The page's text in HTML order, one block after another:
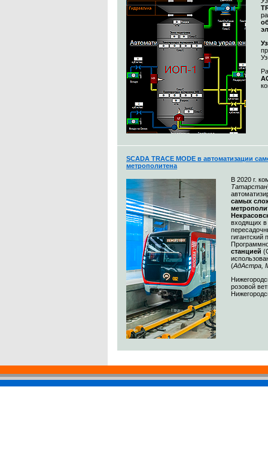
SCADA TRACE MODE в автоматизации
метрополитена
В 2020 г.
Татарстан
самых
входящих в
гигантский
станцией
(АдАстра,
розовой